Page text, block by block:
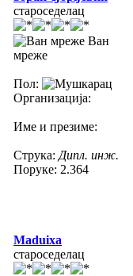
староседелац
Ван
мреже
Пол:
Организација:
Име и презиме:
Струка: Дипл. инж.
Поруке: 2.364
Maduixa
староседелац